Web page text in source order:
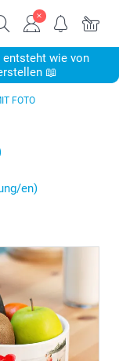
wie von
📖
FOTO
en)